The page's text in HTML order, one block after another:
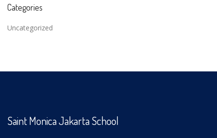
Categories
Uncategorized
Saint Monica Jakarta School